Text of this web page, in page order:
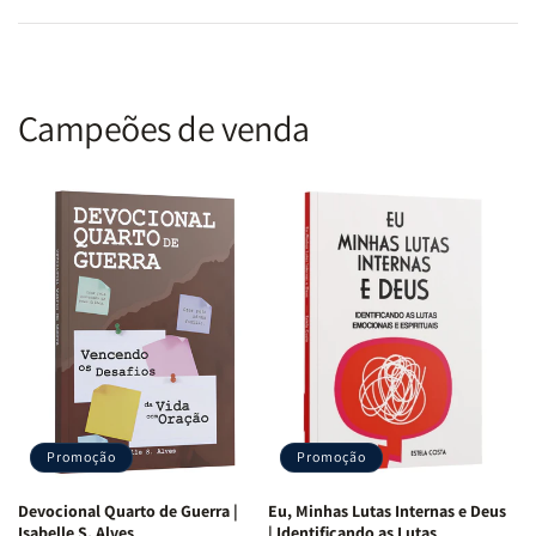
Campeões de venda
Promoção
Devocional Quarto de Guerra |
Promoção
Eu, Minhas Lutas Internas e Deus